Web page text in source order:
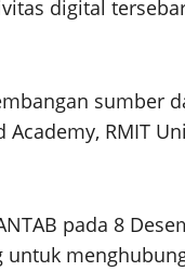
digital
sumber
RMIT
pada 8